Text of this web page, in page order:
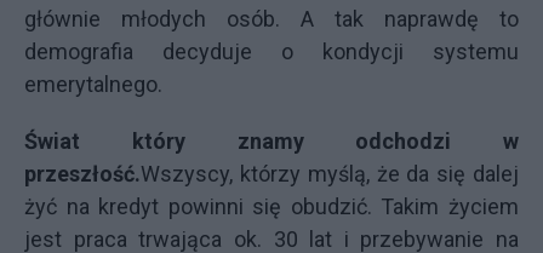
głównie młodych osób. A tak naprawdę to
demografia decyduje o kondycji systemu
emerytalnego.
Świat który znamy odchodzi w
przeszłość.Wszyscy, którzy myślą, że da się dalej
żyć na kredyt powinni się obudzić. Takim życiem
jest praca trwająca ok. 30 lat i przebywanie na